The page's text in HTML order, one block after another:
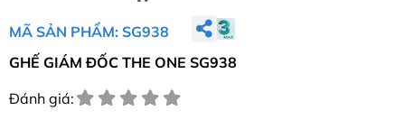
MÃ SẢN PHẨM: SG938
GHẾ GIÁM ĐỐC THE ONE SG938
Đánh giá: